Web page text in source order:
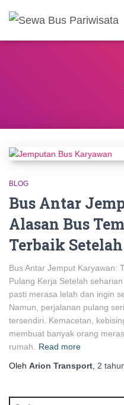
BLOG
Bus Antar
Alasan Bus
Terbaik
Bus Antar Jemput Karyawan:
Pulang Kerja Setelah
pasti merasa lelah dan ingin
Namun, perjalanan pulang
tersendiri. Kemacetan,
membuat banyak orang
rumah. Read more
Oleh Arion Transport, 2